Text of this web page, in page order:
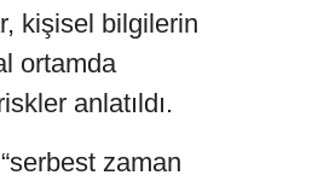
kişisel bilgilerin
ortamda
anlatıldı.
zaman